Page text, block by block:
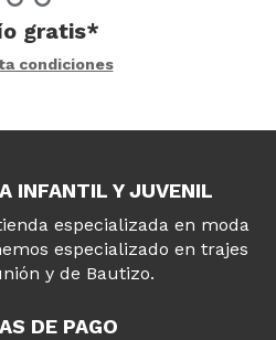
gratis*
condiciones
INFANTIL Y JUVENIL
especializada en moda
especializado en trajes
y de Bautizo.
DE PAGO